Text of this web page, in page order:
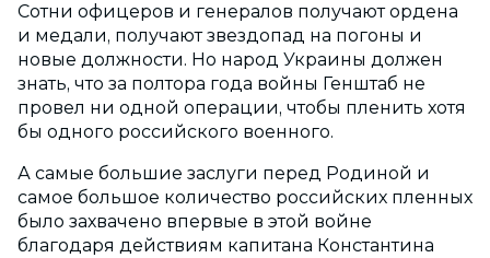
Сотни офицеров и генералов получают ордена
и медали, получают звездопад на погоны и
новые должности. Но народ Украины должен
знать, что за полтора года войны Генштаб не
провел ни одной операции, чтобы пленить хотя
бы одного российского военного.
А самые большие заслуги перед Родиной и
самое большое количество российских пленных
было захвачено впервые в этой войне
благодаря действиям капитана Константина